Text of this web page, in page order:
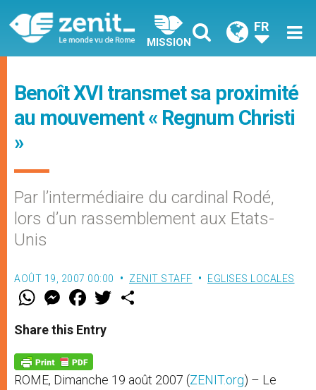
MISSION
FR
Benoît XVI transmet sa proximité
au mouvement « Regnum Christi
»
Par l’intermédiaire du cardinal Rodé,
lors d’un rassemblement aux Etats-
Unis
AOÛT 19, 2007 00:00 ZENIT STAFF EGLISES LOCALES
W
t
s
p
p
M
e
s
e
g
e
r
F
a
e
b
o
k
w
Share this Entry
ROME, Dimanche 19 août 2007 (ZENIT.org) – Le